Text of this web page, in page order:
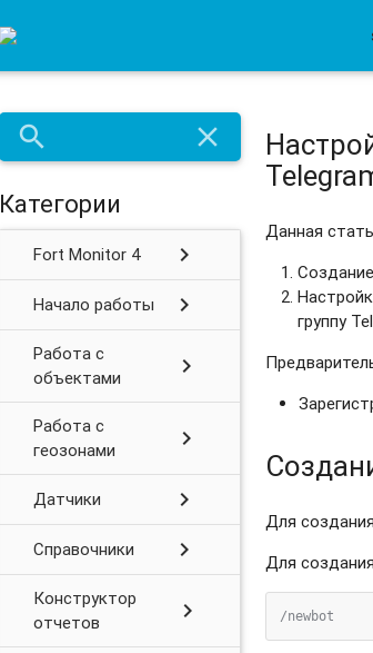
search close
Категории
Fort Monitor 4 chevron_right
Начало работы chevron_right
Работа с
объектами
chevron_right
Работа с
геозонами
chevron_right
Датчики chevron_right
Справочники chevron_right
Конструктор
отчетов
chevron_right
Данная
группу
Для
Для